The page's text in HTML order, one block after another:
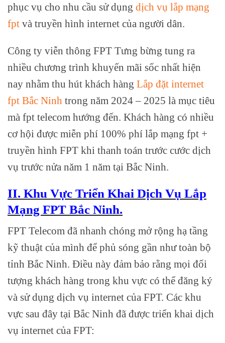
phục vụ cho nhu cầu sử dụng dịch vụ lắp mạng
fpt và truyền hình internet của người dân.
Công ty viễn thông FPT Tưng bừng tung ra
nhiều chương trình khuyến mãi sốc nhất hiện
nay nhằm thu hút khách hàng Lắp đặt internet
fpt Bắc Ninh trong năm 2024 – 2025 là mục tiêu
mà fpt telecom hướng đến. Khách hàng có nhiều
cơ hội được miễn phí 100% phí lắp mạng fpt +
truyền hình FPT khi thanh toán trước cước dịch
vụ trước nửa năm 1 năm tại Bắc Ninh.
II. Khu Vực Triển Khai Dịch Vụ Lắp
Mạng FPT Bắc Ninh.
FPT Telecom đã nhanh chóng mở rộng hạ tầng
kỹ thuật của mình để phủ sóng gần như toàn bộ
tỉnh Bắc Ninh. Điều này đảm bảo rằng mọi đối
tượng khách hàng trong khu vực có thể đăng ký
và sử dụng dịch vụ internet của FPT. Các khu
vực sau đây tại Bắc Ninh đã được triển khai dịch
vụ internet của FPT: